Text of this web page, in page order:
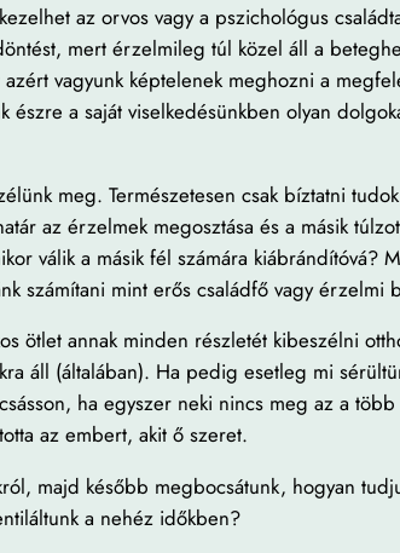
az orvos vagy a pszichológus
mert érzelmileg túl közel áll a
vagyunk képtelenek meghozni a
a saját viselkedésünkben olyan
meg. Természetesen csak bíztatni
az érzelmek megosztása és a másik
válik a másik fél számára
számítani mint erős családfő vagy érzelmi
ötlet annak minden részletét kibeszélni
áll (általában). Ha pedig esetleg mi
ha egyszer neki nincs meg az a
az embert, akit ő szeret.
majd később megbocsátunk, hogyan
a nehéz időkben?